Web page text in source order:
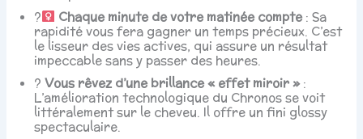
?‍
Chaque minute de votre matinée compte: Sa
rapidité vous fera gagner un temps précieux. C’est
le lisseur des vies actives, qui assure un résultat
impeccable sans y passer des heures.
?Vous rêvez d’une brillance « effet miroir »:
L’amélioration technologique du Chronos se voit
littéralement sur le cheveu. Il offre un fini glossy
spectaculaire.